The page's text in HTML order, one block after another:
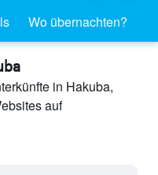
Wo übernachten?
in Hakuba,
auf